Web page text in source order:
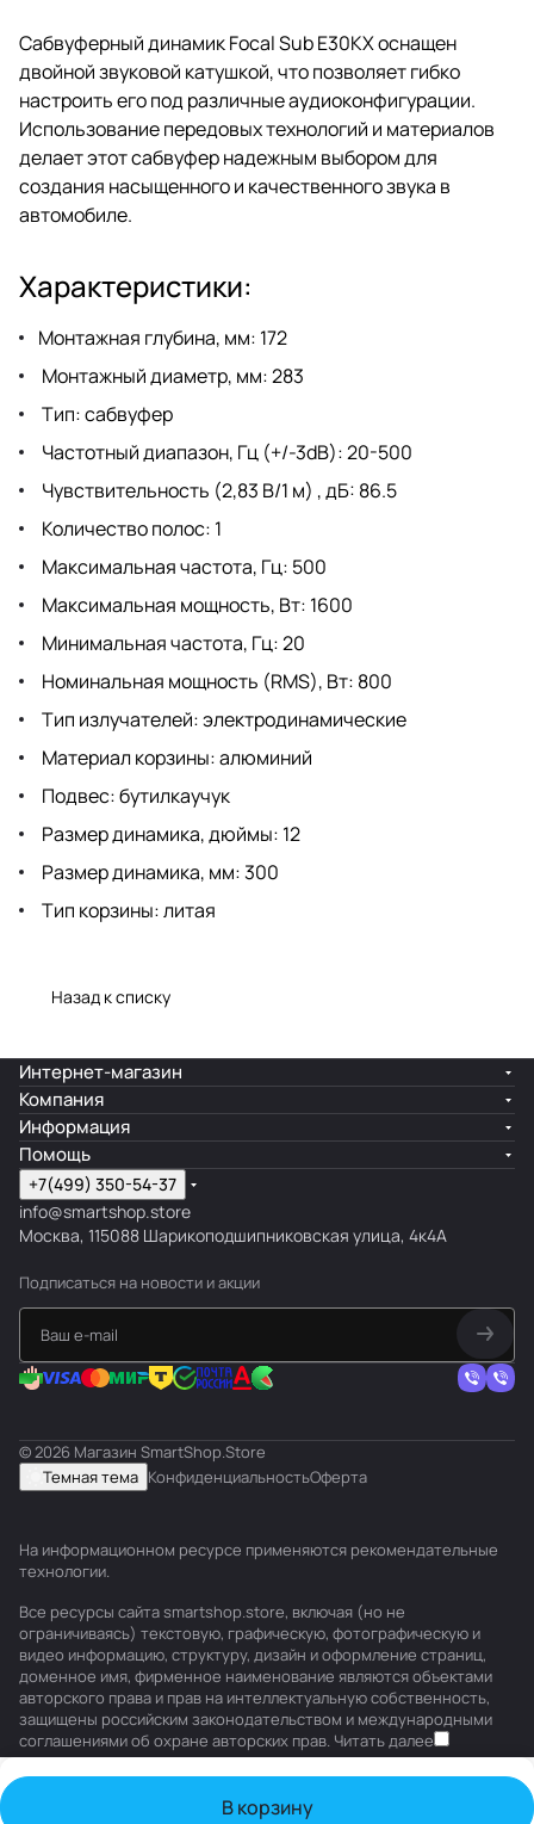
Сабвуферный динамик Focal Sub E30KX оснащен
двойной звуковой катушкой, что позволяет гибко
настроить его под различные аудиоконфигурации.
Использование передовых технологий и материалов
делает этот сабвуфер надежным выбором для
создания насыщенного и качественного звука в
автомобиле.
Характеристики:
Монтажная глубина, мм: 172
Монтажный диаметр, мм: 283
Тип: сабвуфер
Частотный диапазон, Гц (+/-3dB): 20-500
Чувствительность (2,83 В/1 м) , дБ: 86.5
Количество полос: 1
Максимальная частота, Гц: 500
Максимальная мощность, Вт: 1600
Минимальная частота, Гц: 20
Номинальная мощность (RMS), Вт: 800
Тип излучателей: электродинамические
Материал корзины: алюминий
Подвес: бутилкаучук
Размер динамика, дюймы: 12
Размер динамика, мм: 300
Тип корзины: литая
Назад к списку
В корзину
Интернет-магазин
Компания
Информация
Помощь
+7(499) 350-54-37
info@smartshop.store
Москва, 115088 Шарикоподшипниковская улица, 4к4А
Подписаться на новости и акции
© 2026 Магазин SmartShop.Store
Темная тема КонфиденциальностьОферта
На информационном ресурсе применяются рекомендательные
технологии.
Все ресурсы сайта smartshop.store, включая (но не
ограничиваясь) текстовую, графическую, фотографическую и
видео информацию, структуру, дизайн и оформление страниц,
доменное имя, фирменное наименование являются объектами
авторского права и прав на интеллектуальную собственность,
защищены российским законодательством и международными
соглашениями об охране авторских прав. Читать далее